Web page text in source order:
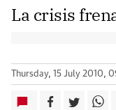
La crisis
Thursday, 15 July 2010,